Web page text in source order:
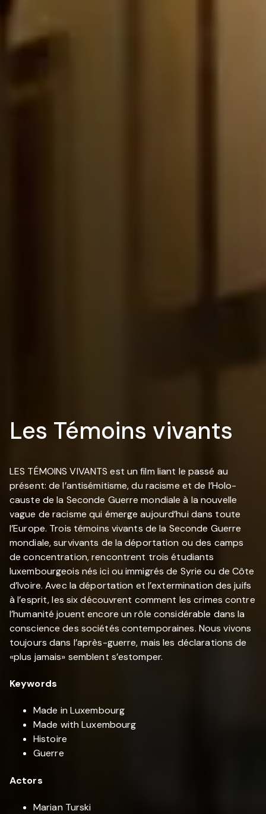
Les Témoins vivants
LES TÉMOINS VIVANTS est un film liant le passé au
présent: de l’antisémitisme, du racisme et de l’Holo-
causte de la Seconde Guerre mondiale à la nouvelle
vague de racisme qui émerge aujourd’hui dans toute
l’Europe. Trois témoins vivants de la Seconde Guerre
mondiale, survivants de la déportation ou des camps
de concentration, rencontrent trois étudiants
luxembourgeois nés ici ou immigrés de Syrie ou de Côte
d’Ivoire. Avec la déportation et l’extermination des juifs
à l’esprit, les six découvrent comment les crimes contre
l’humanité jouent encore un rôle considérable dans la
conscience des sociétés contemporaines. Nous vivons
toujours dans l’après-guerre, mais les déclarations de
«plus jamais» semblent s’estomper.
Keywords
Made in Luxembourg
Made with Luxembourg
Histoire
Guerre
Actors
Marian Turski